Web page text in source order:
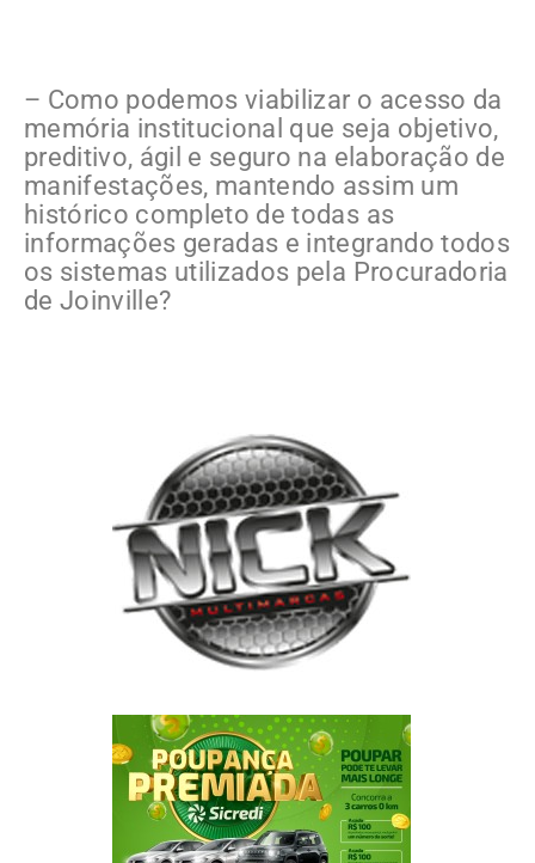
– Como podemos viabilizar o acesso da
memória institucional que seja objetivo,
preditivo, ágil e seguro na elaboração de
manifestações, mantendo assim um
histórico completo de todas as
informações geradas e integrando todos
os sistemas utilizados pela Procuradoria
de Joinville?